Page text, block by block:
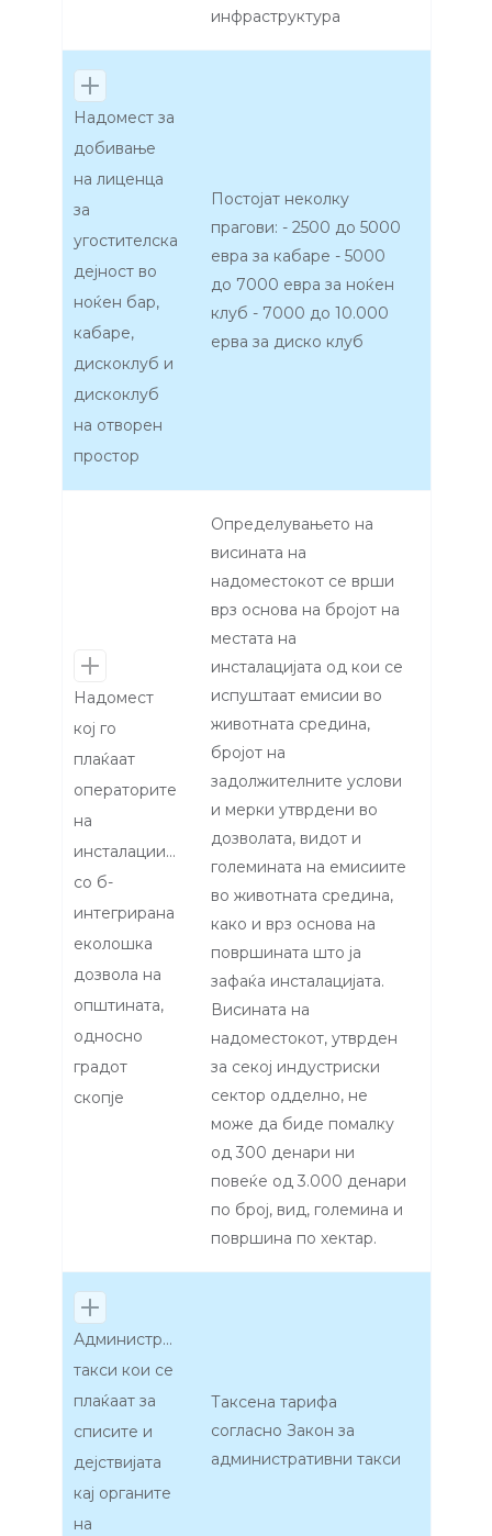
инфраструктура
Надомест за
добивање
на лиценца
за
угостителска
дејност во
ноќен бар,
кабаре,
дискоклуб и
дискоклуб
на отворен
простор
Постојат неколку
прагови: - 2500 до 5000
евра за кабаре - 5000
до 7000 евра за ноќен
клуб - 7000 до 10.000
ерва за диско клуб
Надомест
кој го
плаќаат
операторите
на
инсталациите
со б-
интегрирана
еколошка
дозвола на
општината,
односно
градот
скопје
Определувањето на
висината на
надоместокот се врши
врз основа на бројот на
местата на
инсталацијата од кои се
испуштаат емисии во
животната средина,
бројот на
задолжителните услови
и мерки утврдени во
дозволата, видот и
големината на емисиите
во животната средина,
како и врз основа на
површината што ја
зафаќа инсталацијата.
Висината на
надоместокот, утврден
за секој индустриски
сектор одделно, не
може да биде помалку
од 300 денари ни
повеќе од 3.000 денари
по број, вид, големина и
површина по хектар.
Административни
такси кои се
плаќаат за
списите и
дејствијата
кај органите
на
Таксена тарифа
согласно Закон за
административни такси